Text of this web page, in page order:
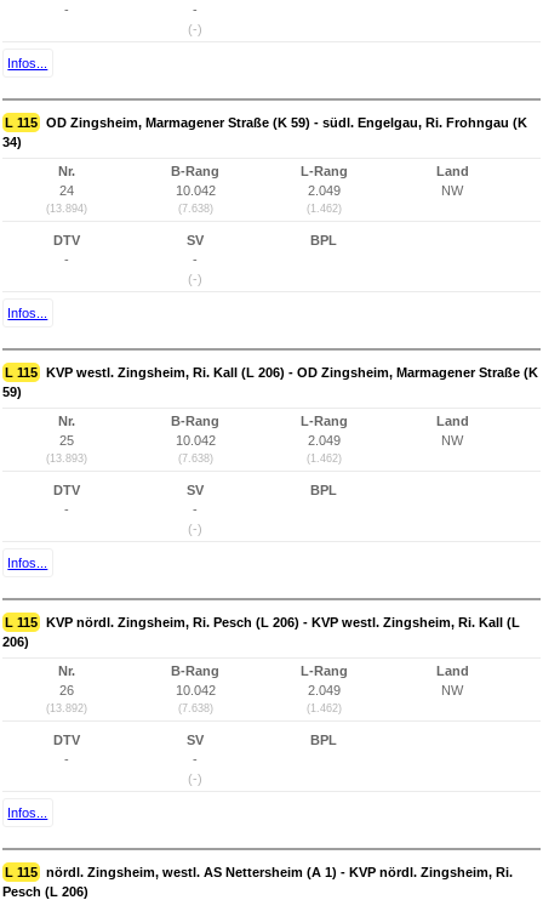
-
-
(-)
Infos...
L 115 OD Zingsheim, Marmagener Straße (K 59) - südl. Engelgau, Ri. Frohngau (K
34)
Nr.
24
(13.894)
B-Rang
10.042
(7.638)
L-Rang
2.049
(1.462)
Land
NW
DTV
-
SV
-
(-)
BPL
Infos...
L 115 KVP westl. Zingsheim, Ri. Kall (L 206) - OD Zingsheim, Marmagener Straße (K
59)
Nr.
25
(13.893)
B-Rang
10.042
(7.638)
L-Rang
2.049
(1.462)
Land
NW
DTV
-
SV
-
(-)
BPL
Infos...
L 115 KVP nördl. Zingsheim, Ri. Pesch (L 206) - KVP westl. Zingsheim, Ri. Kall (L
206)
Nr.
26
(13.892)
B-Rang
10.042
(7.638)
L-Rang
2.049
(1.462)
Land
NW
DTV
-
SV
-
(-)
BPL
Infos...
L 115 nördl. Zingsheim, westl. AS Nettersheim (A 1) - KVP nördl. Zingsheim, Ri.
Pesch (L 206)